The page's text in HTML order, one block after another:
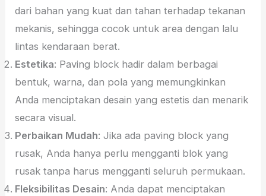
dari bahan yang kuat dan tahan terhadap tekanan
mekanis, sehingga cocok untuk area dengan lalu
lintas kendaraan berat.
Estetika: Paving block hadir dalam berbagai
bentuk, warna, dan pola yang memungkinkan
Anda menciptakan desain yang estetis dan menarik
secara visual.
Perbaikan Mudah: Jika ada paving block yang
rusak, Anda hanya perlu mengganti blok yang
rusak tanpa harus mengganti seluruh permukaan.
Fleksibilitas Desain: Anda dapat menciptakan